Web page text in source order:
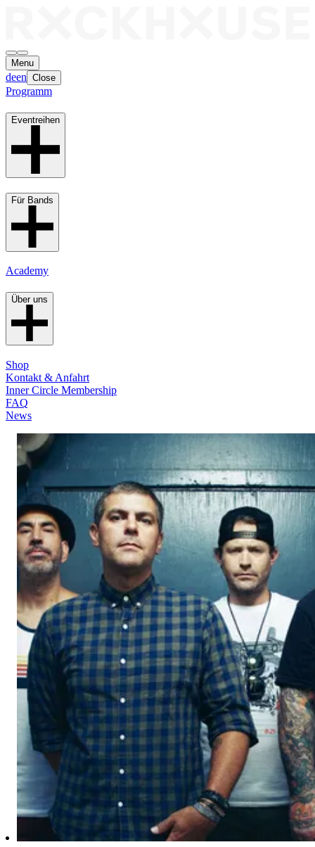
Menu
deen Close
Programm
Eventreihen
Für Bands
Academy
Über uns
Shop
Kontakt & Anfahrt
Inner Circle Membership
FAQ
News